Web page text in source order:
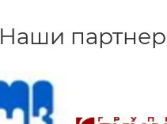
Наши